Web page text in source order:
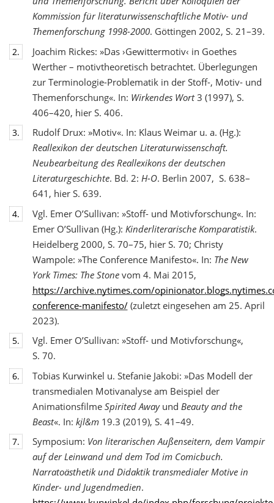
Kommission für literaturwissenschaftliche Motiv- und
Themenforschung 1998-2000. Göttingen 2002, S. 21–39.
2.
Joachim Rickes: »Das ›Gewittermotiv‹ in Goethes
Werther – motivtheoretisch betrachtet. Überlegungen
zur Terminologie-Problematik in der Stoff-, Motiv- und
Themenforschung«. In: Wirkendes Wort3 (1997), S.
406–420, hier S. 406.
3.
Rudolf Drux: »Motiv«. In: Klaus Weimar u. a. (Hg.):
Reallexikon der deutschen Literaturwissenschaft.
Neubearbeitung des Reallexikons der deutschen
Literaturgeschichte. Bd. 2: H-O. Berlin 2007, S. 638–
641, hier S. 639.
4.
Vgl. Emer O’Sullivan: »Stoff- und Motivforschung«. In:
Emer O’Sullivan (Hg.): Kinderliterarische Komparatistik.
Heidelberg 2000, S. 70–75, hier S. 70; Christy
Wampole: »The Conference Manifesto«. In: The New
York Times: The Stonevom 4. Mai 2015,
https://archive.nytimes.com/
conference-manifesto/(zuletzt eingesehen am 25. April
2023).
5.
Vgl. Emer O’Sullivan: »Stoff- und Motivforschung«,
S. 70.
6.
Tobias Kurwinkel u. Stefanie Jakobi: »Das Modell der
transmedialen Motivanalyse am Beispiel der
Animationsfilme Spirited Awayund Beauty and the
Beast«. In: kjl&m19.3 (2019), S. 41–49.
7. Symposium: Von literarischen Außenseitern, dem Vampir
auf der Leinwand und dem Tod im Comicbuch.
Narratoästhetik und Didaktik transmedialer Motive in
Kinder- und Jugendmedien.